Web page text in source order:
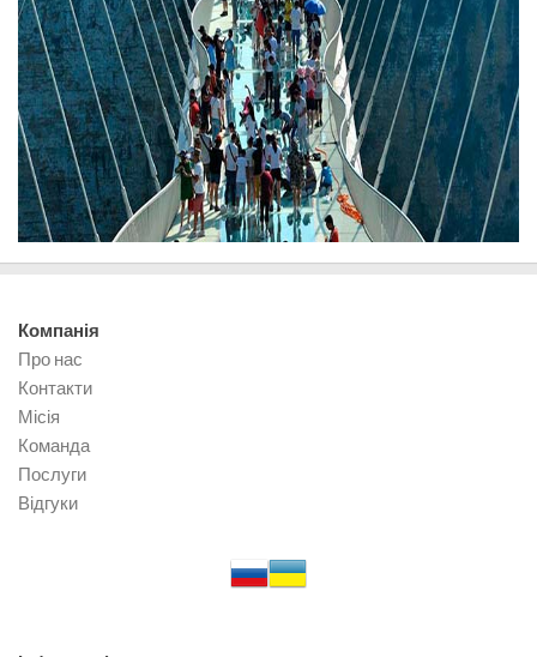
Компанія
Про нас
Контакти
Місія
Команда
Послуги
Відгуки